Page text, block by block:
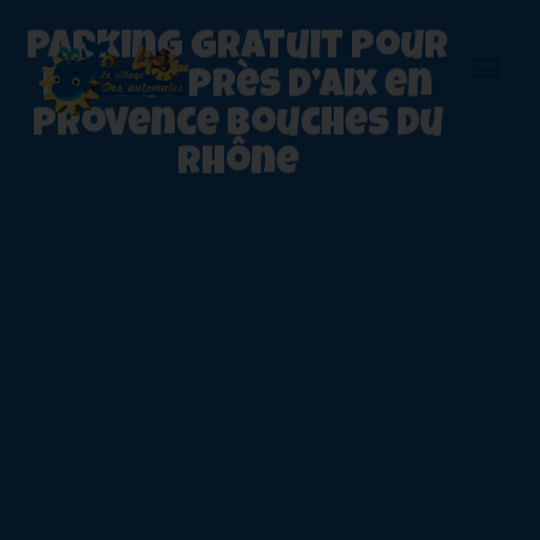
Parking gratuit pour
les Bus près d’Aix en
Provence Bouches du
Rhône